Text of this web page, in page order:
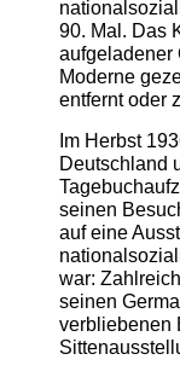
90. Mal. Das
aufgeladener
Moderne
entfernt oder
Im Herbst
Deutschland
seinen
auf eine
war:
seinen
verbliebenen